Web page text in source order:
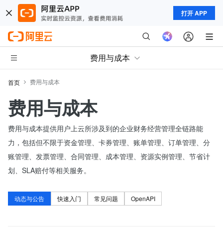
打开 APP
费用与成本
首页 费用与成本
费用与成本
费用与成本提供用户上云所涉及到的企业财务经营管理全链路能
力，包括但不限于资金管理、卡券管理、账单管理、订单管理、分
账管理、发票管理、合同管理、成本管理、资源实例管理、节省计
划、SLA赔付等相关服务。
动态与公告 快速入门 常见问题 OpenAPI